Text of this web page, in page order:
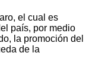
el cual es
país, por medio
la promoción del
de la